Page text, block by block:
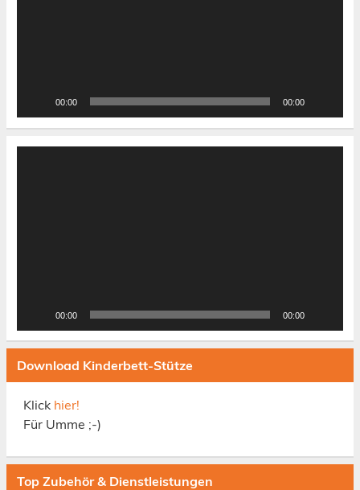
00:00 00:00
Video-
00:00 00:00
Download Kinderbett-Stütze
Klick hier!
Für Umme ;-)
Top Zubehör & Dienstleistungen